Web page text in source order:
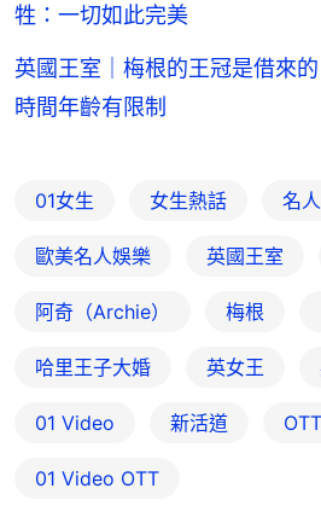
牲：一切如此完美
英國王室｜梅根的王冠是借來
時間年齡有限制
01女生 女生熱話 名
歐美名人娛樂 英國王室
阿奇（Archie） 梅根
哈里王子大婚 英女王
01 Video 新活道 OTT
01‌ ‌Video‌ ‌OTT